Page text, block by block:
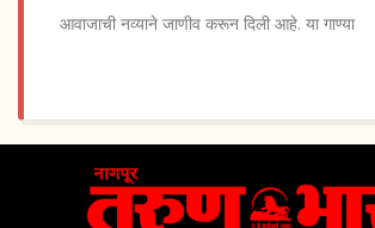
आवाजाची नव्याने जाणीव करून दिली आहे. या गाण्या